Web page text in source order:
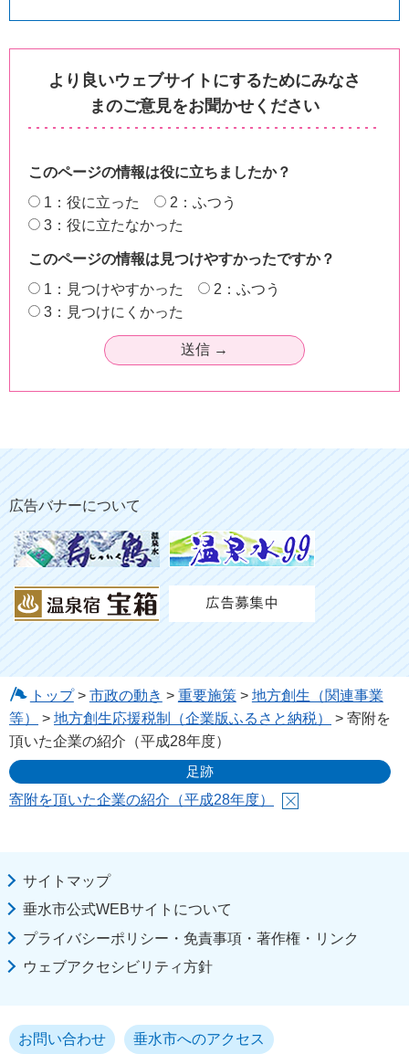
より良いウェブサイトにするためにみなさ
まのご意見をお聞かせください
このページの情報は役に立ちましたか？
1：役に立った
2：ふつう
3：役に立たなかった
このページの情報は見つけやすかったですか？
1：見つけやすかった
2：ふつう
3：見つけにくかった
広告バナーについて
トップ> 市政の動き > 重要施策> 地方創生（関連事業
等）
> 地方創生応援税制（企業版ふるさと納税）
> 寄附を
頂いた企業の紹介（平成28年度）
足跡
寄附を頂いた企業の紹介（平成28年度）
サイトマップ
垂水市公式WEBサイトについて
プライバシーポリシー・免責事項・著作権・リンク
ウェブアクセシビリティ方針
お問い合わせ 垂水市へのアクセス